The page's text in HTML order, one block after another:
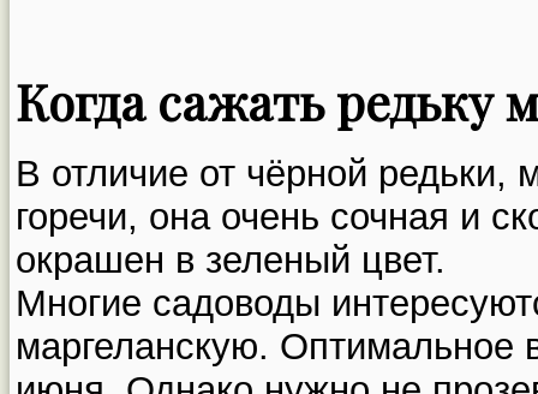
Когда сажать редьку
В отличие от чёрной редьки,
горечи, она очень сочная и
окрашен в зеленый цвет.
Многие садоводы
маргеланскую. Оптимальное